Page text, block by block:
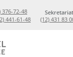
376-72-48
441-61-48
Sekretariat
(12) 431 83